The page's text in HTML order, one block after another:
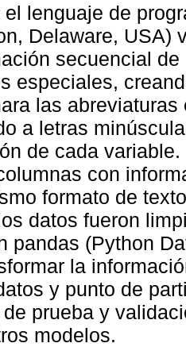
el lenguaje de
Delaware, USA)
secuencial
especiales,
las
a letras
de cada
con
formato de
datos fueron
pandas (Python
la
y punto de
prueba y
modelos.